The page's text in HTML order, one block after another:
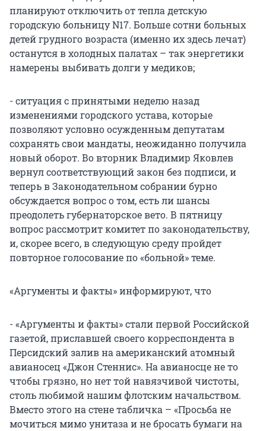
планируют отключить от тепла детскую
городскую больницу N17. Больше сотни больных
детей грудного возраста (именно их здесь лечат)
останутся в холодных палатах – так энергетики
намерены выбивать долги у медиков;
- ситуация с принятыми неделю назад
изменениями городского устава, которые
позволяют условно осужденным депутатам
сохранять свои мандаты, неожиданно получила
новый оборот. Во вторник Владимир Яковлев
вернул соответствующий закон без подписи, и
теперь в Законодательном собрании бурно
обсуждается вопрос о том, есть ли шансы
преодолеть губернаторское вето. В пятницу
вопрос рассмотрит комитет по законодательству,
и, скорее всего, в следующую среду пройдет
повторное голосование по «больной» теме.
«Аргументы и факты» информируют, что
- «Аргументы и факты» стали первой Российской
газетой, приславшей своего корреспондента в
Персидский залив на американский атомный
авианосец «Джон Стеннис». На авианосце не то
чтобы грязно, но нет той навязчивой чистоты,
столь любимой нашим флотским начальством.
Вместо этого на стене табличка – «Просьба не
мочиться мимо унитаза и не бросать бумаги на